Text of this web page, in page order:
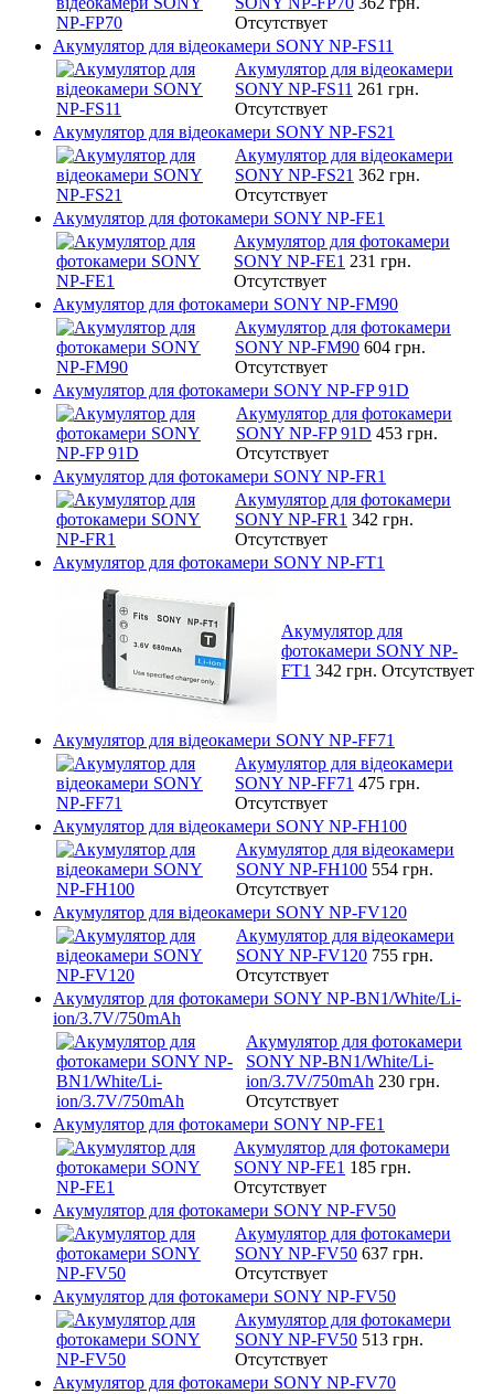
Отсутствует
Акумулятор для відеокамери SONY NP-FS11
Акумулятор для відеокамери
SONY NP-FS11 261 грн.
Отсутствует
Акумулятор для відеокамери SONY NP-FS21
Акумулятор для відеокамери
SONY NP-FS21 362 грн.
Отсутствует
Акумулятор для фотокамери SONY NP-FE1
Акумулятор для фотокамери
SONY NP-FE1 231 грн.
Отсутствует
Акумулятор для фотокамери SONY NP-FM90
Акумулятор для фотокамери
SONY NP-FM90 604 грн.
Отсутствует
Акумулятор для фотокамери SONY NP-FP 91D
Акумулятор для фотокамери
SONY NP-FP 91D 453 грн.
Отсутствует
Акумулятор для фотокамери SONY NP-FR1
Акумулятор для фотокамери
SONY NP-FR1 342 грн.
Отсутствует
Акумулятор для фотокамери SONY NP-FT1
Акумулятор для
фотокамери SONY NP-
FT1 342 грн. Отсутствует
Акумулятор для відеокамери SONY NP-FF71
Акумулятор для відеокамери
SONY NP-FF71 475 грн.
Отсутствует
Акумулятор для відеокамери SONY NP-FH100
Акумулятор для відеокамери
SONY NP-FH100 554 грн.
Отсутствует
Акумулятор для відеокамери SONY NP-FV120
Акумулятор для відеокамери
SONY NP-FV120 755 грн.
Отсутствует
Акумулятор для фотокамери SONY NP-BN1/White/Li-
ion/3.7V/750mAh
Акумулятор для фотокамери
SONY NP-BN1/White/Li-
ion/3.7V/750mAh 230 грн.
Отсутствует
Акумулятор для фотокамери SONY NP-FE1
Акумулятор для фотокамери
SONY NP-FE1 185 грн.
Отсутствует
Акумулятор для фотокамери SONY NP-FV50
Акумулятор для фотокамери
SONY NP-FV50 637 грн.
Отсутствует
Акумулятор для фотокамери SONY NP-FV50
Акумулятор для фотокамери
SONY NP-FV50 513 грн.
Отсутствует
Акумулятор для фотокамери SONY NP-FV70